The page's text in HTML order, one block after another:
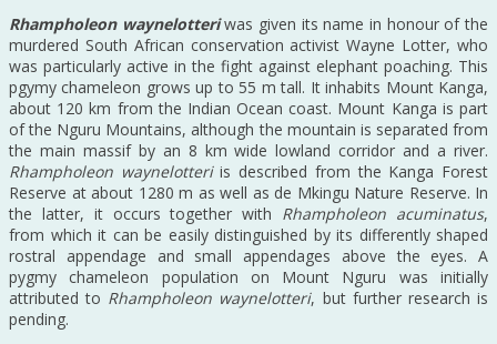
Rhampholeon waynelotteriwas given its name in honour of the
murdered South African conservation activist Wayne Lotter, who
was particularly active in the fight against elephant poaching. This
pgymy chameleon grows up to 55 m tall. It inhabits Mount Kanga,
about 120 km from the Indian Ocean coast. Mount Kanga is part
of the Nguru Mountains, although the mountain is separated from
the main massif by an 8 km wide lowland corridor and a river.
Rhampholeon waynelotteriis described from the Kanga Forest
Reserve at about 1280 m as well as de Mkingu Nature Reserve. In
the latter, it occurs together with Rhampholeon acuminatus,
from which it can be easily distinguished by its differently shaped
rostral appendage and small appendages above the eyes. A
pygmy chameleon population on Mount Nguru was initially
attributed to Rhampholeon waynelotteri, but further research is
pending.